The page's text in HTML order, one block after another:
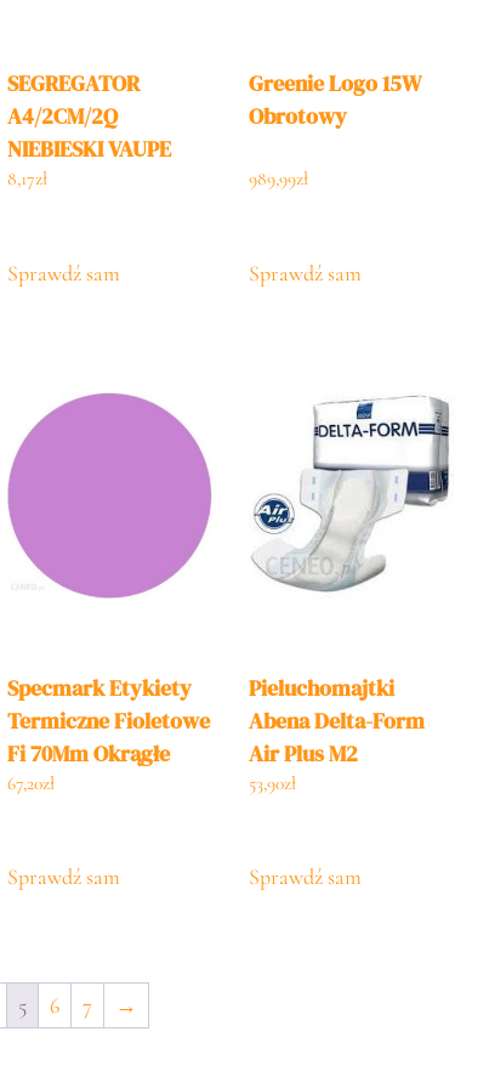
SEGREGATOR
A4/2CM/2Q
NIEBIESKI VAUPE
8,17zł
Sprawdź sam
Greenie Logo 15W
Obrotowy
989,99zł
Sprawdź sam
Specmark Etykiety
Termiczne Fioletowe
Fi 70Mm Okrągłe
1000Szt. Średnica
67,20zł
Sprawdź sam
Pieluchomajtki
Abena Delta-Form
Air Plus M2
53,90zł
Sprawdź sam
5 6 7 →